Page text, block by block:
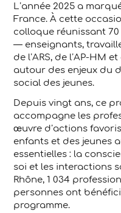
L’année 2025 a
France. À cette
colloque réunissant
— enseignants,
de l’ARS, de l’AP-HM
autour des enjeux du
social des jeunes.
Depuis vingt ans, ce
accompagne les
œuvre d’actions
enfants et des jeunes
essentielles : la
soi et les interactions
Rhône, 1 034
personnes ont
programme.